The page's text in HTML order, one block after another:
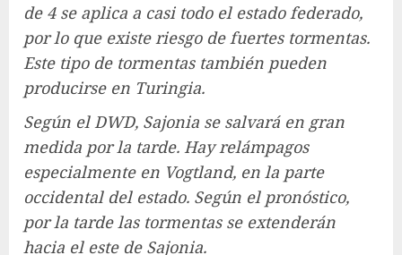
de 4 se aplica a casi todo el estado federado,
por lo que existe riesgo de fuertes tormentas.
Este tipo de tormentas también pueden
producirse en Turingia.
Según el DWD, Sajonia se salvará en gran
medida por la tarde. Hay relámpagos
especialmente en Vogtland, en la parte
occidental del estado. Según el pronóstico,
por la tarde las tormentas se extenderán
hacia el este de Sajonia.